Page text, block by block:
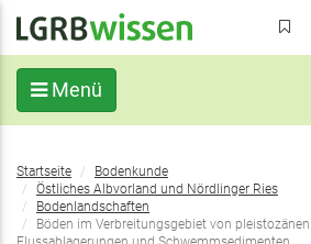
Inhalt
Menü
Sie
befinden
sich
hier:
Startseite
Bodenkunde
Östliches Albvorland und Nördlinger Ries
Bodenlandschaften
Böden im Verbreitungsgebiet von pleistozänen